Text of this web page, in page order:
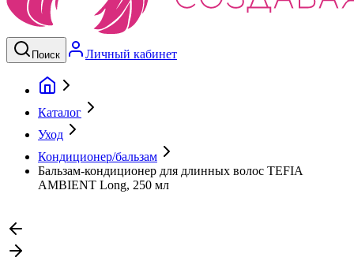
Поиск Личный кабинет
Каталог
Уход
Кондиционер/бальзам
Бальзам-кондиционер для длинных волос TEFIA
AMBIENT Long, 250 мл